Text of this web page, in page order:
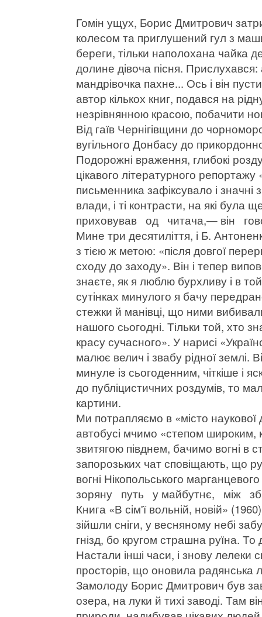
Гомін ущух, Борис Дмитрович
колесом та приглушений гул з
береги, тільки наполохана чайка
долине дівоча пісня.
мандрівочка пахне... Ось і він
автор кількох книг, подався на
незрівнянною красою, побачити
Від гаїв Чернігівщини до
вугільного Донбасу до
Подорожні враження, глибокі
цікавого літературного
письменника зафіксувало і
влади, і ті контрасти, на які була
приховував од читача,— він
Мине три десятиліття, і Б.
з тією ж метою: «після довгої
сходу до заходу». Він і тепер
знаєте, як я люблю бурхливу і в
сутінках минулого я бачу
стежки й манівці, що ними
нашого сьогодні. Тільки той, хто
красу сучасного». У нарисі
малює велич і звабу рідної землі.
минуле із сьогоденним, чіткіше і
до публіцистичних роздумів, то
картини.
Ми потрапляємо в «місто
автобусі мчимо «степом
звитягою півднем, бачимо вогні в
запорозьких чат сповіщають, що
вогні Нікопольського
зоряну путь у майбутнє, між
Книга «В сім'ї вольній, новій»
зійшли сніги, у весняному небі
гнізд, бо кругом страшна руїна. То
Настали інші часи, і знову лелеки
просторів, що оновила радянська
Замолоду Борис Дмитрович був
озера, на луки й тихі заводі. Там